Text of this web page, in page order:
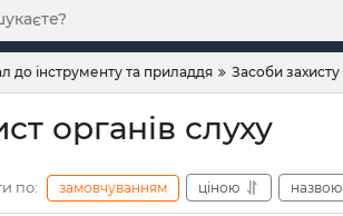
до інструменту та приладдя Засоби захисту
органів слуху
по: замовчуванням ціною назвою